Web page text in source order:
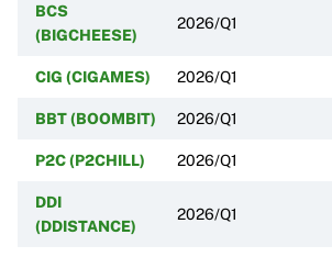
BCS
(BIGCHEESE)
2026/Q1
CIG (CIGAMES) 2026/Q1
BBT (BOOMBIT) 2026/Q1
P2C (P2CHILL) 2026/Q1
DDI
(DDISTANCE)
2026/Q1